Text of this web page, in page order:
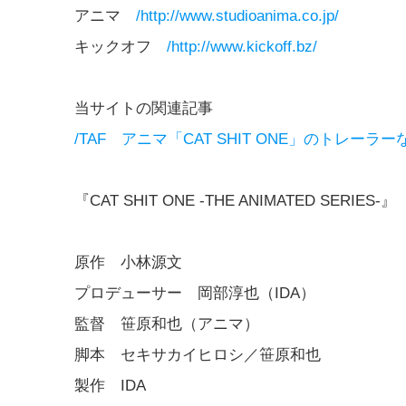
アニマ /http://www.studioanima.co.jp/
キックオフ /http://www.kickoff.bz/
当サイトの関連記事
/TAF アニマ「CAT SHIT ONE」のトレーラー
『CAT SHIT ONE -THE ANIMATED SERIES-』
原作 小林源文
プロデューサー 岡部淳也（IDA）
監督 笹原和也（アニマ）
脚本 セキサカイヒロシ／笹原和也
製作 IDA